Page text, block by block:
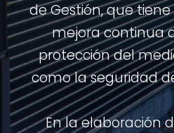
de Gestión, que
mejora continua
protección del
como la seguridad
En la elaboración